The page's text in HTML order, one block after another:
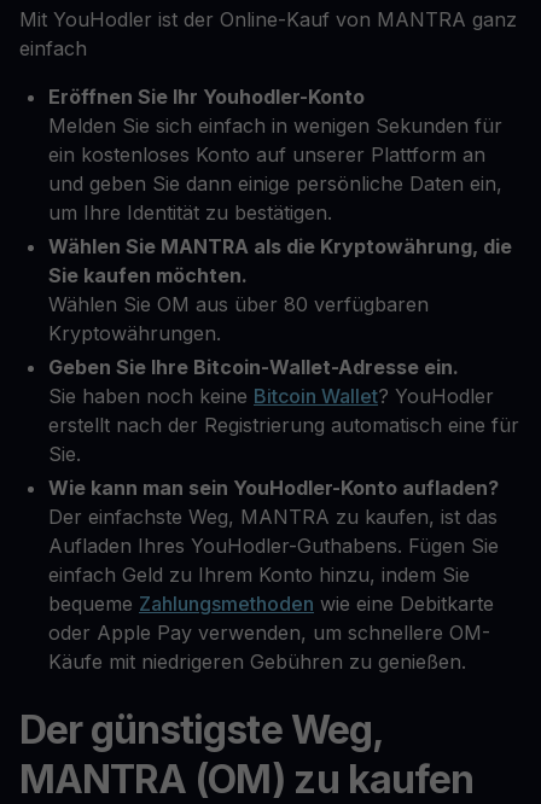
Mit YouHodler ist der Online-Kauf von MANTRA ganz
einfach
Eröffnen Sie Ihr Youhodler-Konto
Melden Sie sich einfach in wenigen Sekunden für
ein kostenloses Konto auf unserer Plattform an
und geben Sie dann einige persönliche Daten ein,
um Ihre Identität zu bestätigen.
Wählen Sie MANTRA als die Kryptowährung, die
Sie kaufen möchten.
Wählen Sie OM aus über 80 verfügbaren
Kryptowährungen.
Geben Sie Ihre Bitcoin-Wallet-Adresse ein.
Sie haben noch keine Bitcoin Wallet? YouHodler
erstellt nach der Registrierung automatisch eine für
Sie.
Wie kann man sein YouHodler-Konto aufladen?
Der einfachste Weg, MANTRA zu kaufen, ist das
Aufladen Ihres YouHodler-Guthabens. Fügen Sie
einfach Geld zu Ihrem Konto hinzu, indem Sie
bequeme Zahlungsmethoden wie eine Debitkarte
oder Apple Pay verwenden, um schnellere OM-
Käufe mit niedrigeren Gebühren zu genießen.
Der günstigste Weg,
MANTRA (OM) zu kaufen